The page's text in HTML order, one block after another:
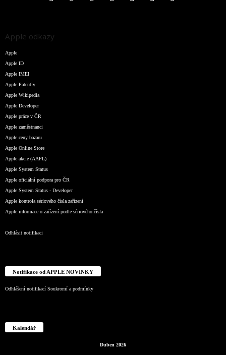
Apple odkazy
Apple
Apple ID
Apple IMEI
Apple Patently
Apple Wikipedia
Apple Developer
Apple práce v ČR
Apple zaměstnanci
Apple ceny bazaru
Apple Online Store
Apple akcie (AAPL)
Apple System Status
Apple oficiální podpora pro ČR
Apple System Status - Developer
Apple kontrola sériového čísla zařízení
Apple informace o zařízení podle sériového čísla
Odhlásit notifikaci
Notifikace od APPLE NOVINKY
Odhlášení notifikací Soukromí a podmínky
Kalendář
Duben 2026